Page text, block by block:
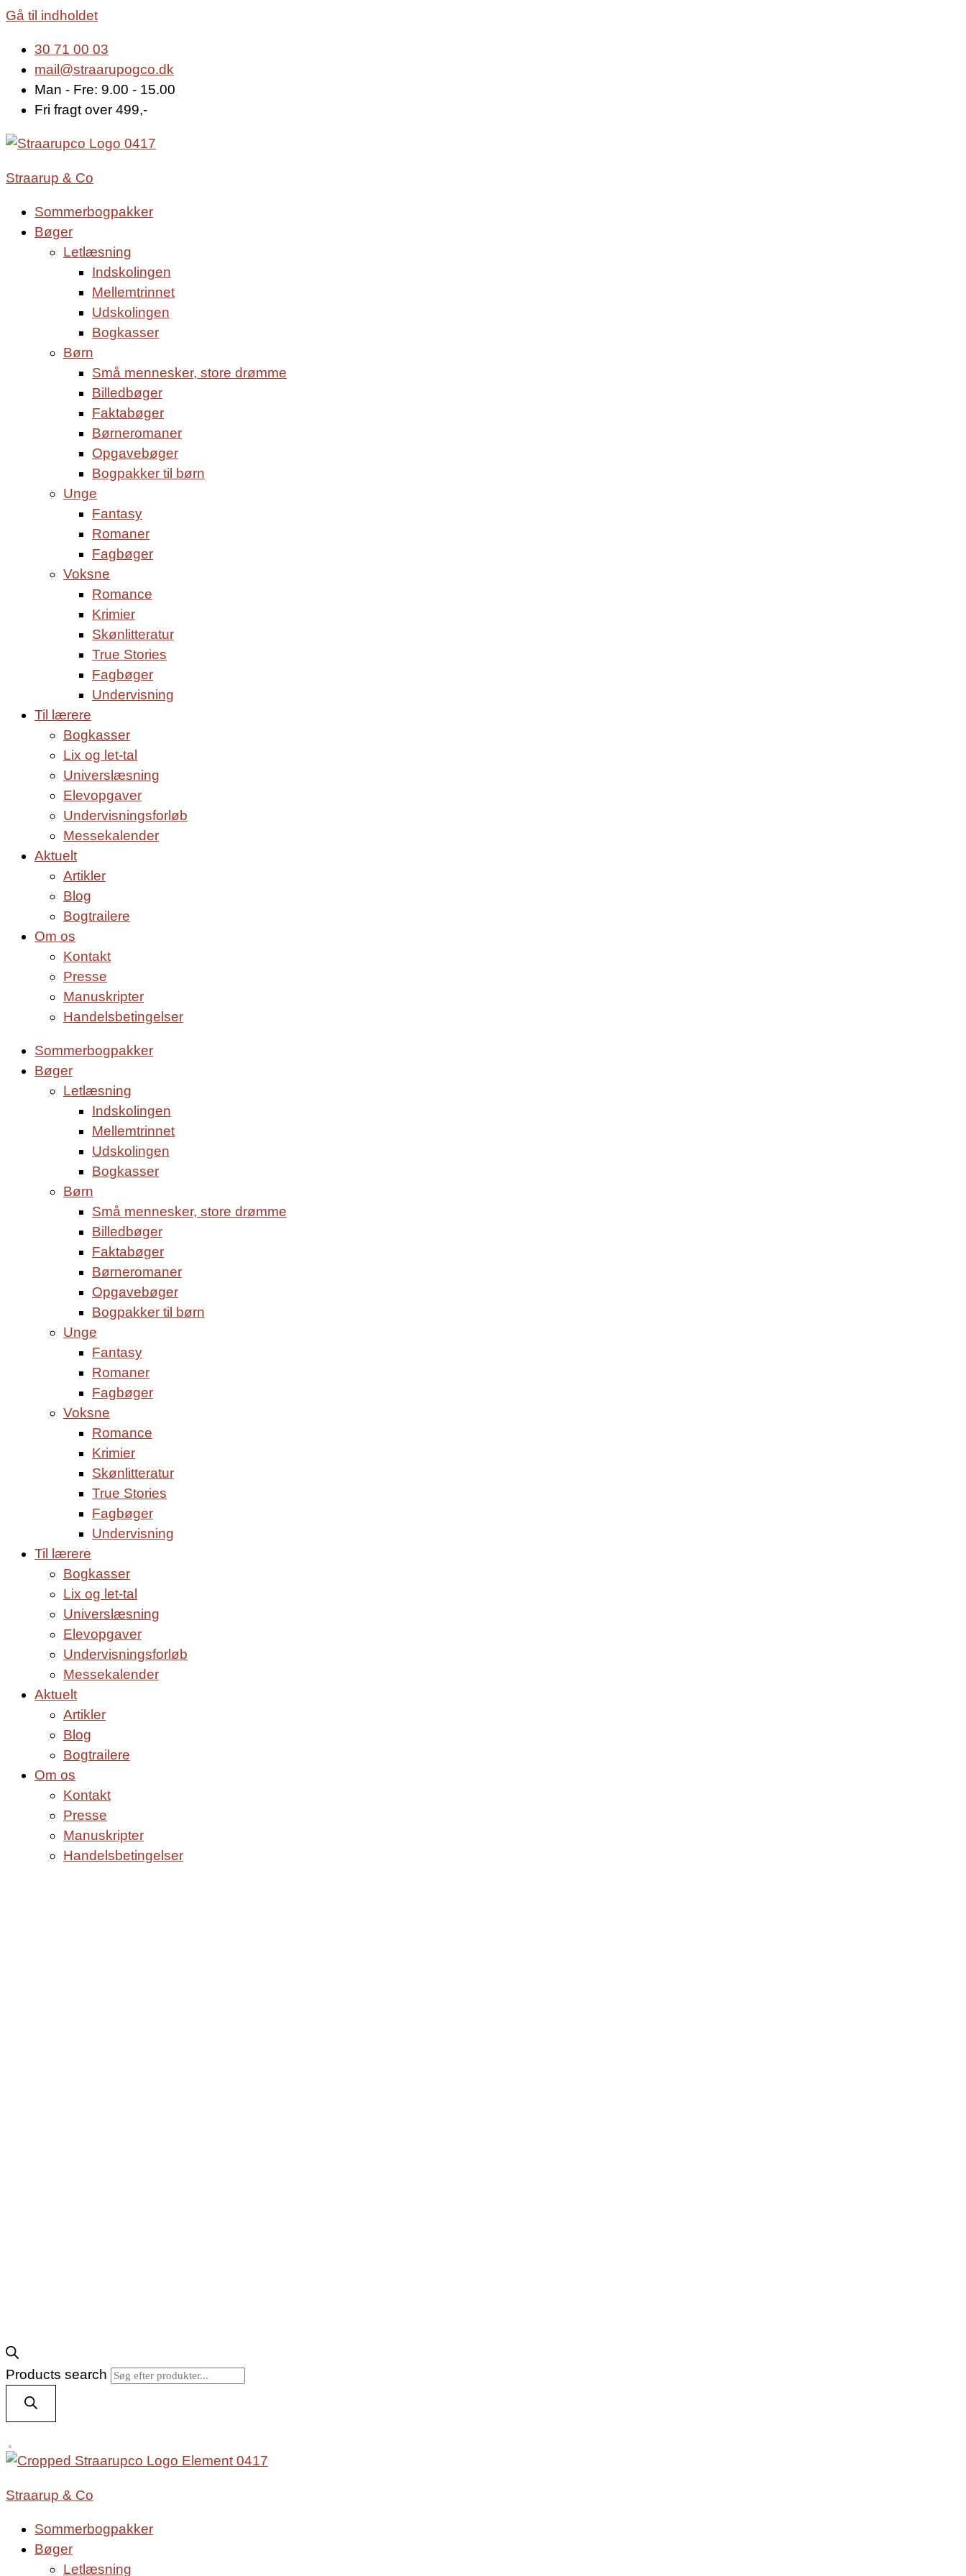
Gå til indholdet
30 71 00 03
mail@straarupogco.dk
Man - Fre: 9.00 - 15.00
Fri fragt over 499,-
Straarup & Co
Sommerbogpakker
Bøger
Letlæsning
Indskolingen
Mellemtrinnet
Udskolingen
Bogkasser
Børn
Små mennesker, store drømme
Billedbøger
Faktabøger
Børneromaner
Opgavebøger
Bogpakker til børn
Unge
Fantasy
Romaner
Fagbøger
Voksne
Romance
Krimier
Skønlitteratur
True Stories
Fagbøger
Undervisning
Til lærere
Bogkasser
Lix og let-tal
Universlæsning
Elevopgaver
Undervisningsforløb
Messekalender
Aktuelt
Artikler
Blog
Bogtrailere
Om os
Kontakt
Presse
Manuskripter
Handelsbetingelser
Sommerbogpakker
Bøger
Letlæsning
Indskolingen
Mellemtrinnet
Udskolingen
Bogkasser
Børn
Små mennesker, store drømme
Billedbøger
Faktabøger
Børneromaner
Opgavebøger
Bogpakker til børn
Unge
Fantasy
Romaner
Fagbøger
Voksne
Romance
Krimier
Skønlitteratur
True Stories
Fagbøger
Undervisning
Til lærere
Bogkasser
Lix og let-tal
Universlæsning
Elevopgaver
Undervisningsforløb
Messekalender
Aktuelt
Artikler
Blog
Bogtrailere
Om os
Kontakt
Presse
Manuskripter
Handelsbetingelser
Products search
0
Straarup & Co
Sommerbogpakker
Bøger
Letlæsning